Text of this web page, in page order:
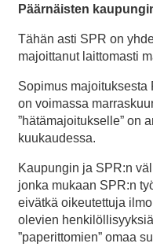
Päärnäisten
Tähän asti SPR on
majoittanut laittomasti
Sopimus majoituksesta
on voimassa
”hätämajoitukselle” on
kuukaudessa.
Kaupungin ja SPR:n
jonka mukaan SPR:n
eivätkä oikeutettuja
olevien
”paperittomien” omaa